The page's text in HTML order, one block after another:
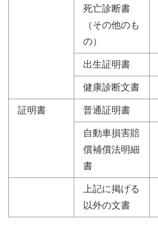
死亡診断書
（その他のも
の）
出生証明書
健康診断文書
証明書 普通証明書
自動車損害賠
償補償法明細
書
上記に掲げる
以外の文書